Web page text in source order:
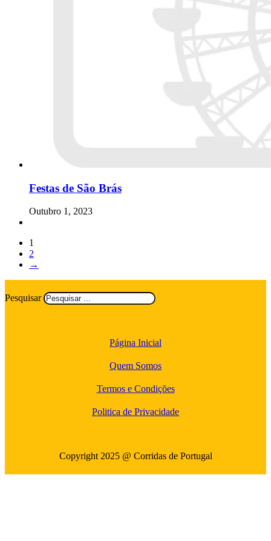
Festas de São Brás
Outubro 1, 2023
1
2
→
Pesquisar
Página Inicial
Quem Somos
Termos e Condições
Politica de Privacidade
Copyright 2025 @ Corridas de Portugal